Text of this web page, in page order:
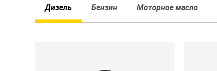
САД
Дизель Бензин Моторное масло